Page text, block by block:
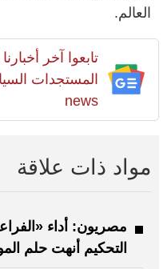
العالم.
تابعوا آخر
news
مواد ذات علاقة
مصريون: أداء
التحكيم أنهت حلم